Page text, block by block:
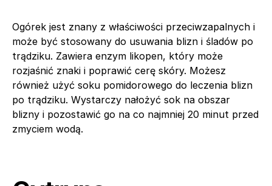
Ogórek jest znany z właściwości przeciwzapalnych i
może być stosowany do usuwania blizn i śladów po
trądziku. Zawiera enzym likopen, który może
rozjaśnić znaki i poprawić cerę skóry. Możesz
również użyć soku pomidorowego do leczenia blizn
po trądziku. Wystarczy nałożyć sok na obszar
blizny i pozostawić go na co najmniej 20 minut przed
zmyciem wodą.